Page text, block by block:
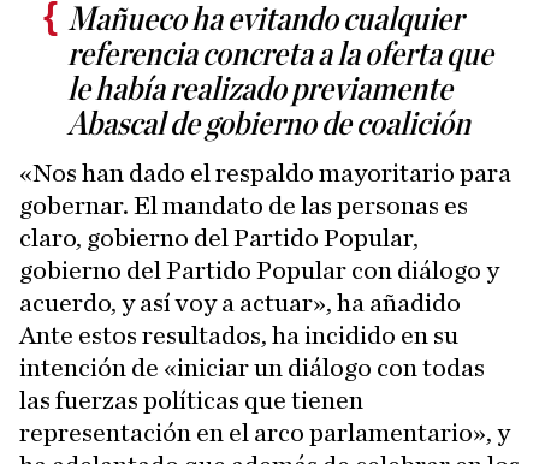
Mañueco ha evitando cualquier
referencia concreta a la oferta que
le había realizado previamente
Abascal de gobierno de coalición
«Nos han dado el respaldo mayoritario para
gobernar. El mandato de las personas es
claro, gobierno del Partido Popular,
gobierno del Partido Popular con diálogo y
acuerdo, y así voy a actuar», ha añadido
Ante estos resultados, ha incidido en su
intención de «iniciar un diálogo con todas
las fuerzas políticas que tienen
representación en el arco parlamentario», y